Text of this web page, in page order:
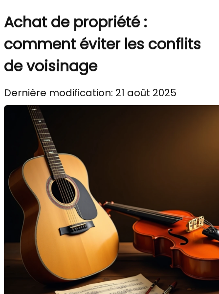
Achat de propriété :
comment éviter les conflits
de voisinage
Dernière modification: 21 août 2025